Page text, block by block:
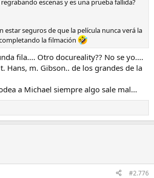
estar seguros de que la película nunca verá la
la filmación
fila.... Otro docureality?? No se yo....
Hans, m. Gibson.. de los grandes de la
a Michael siempre algo sale mal...
#2.776